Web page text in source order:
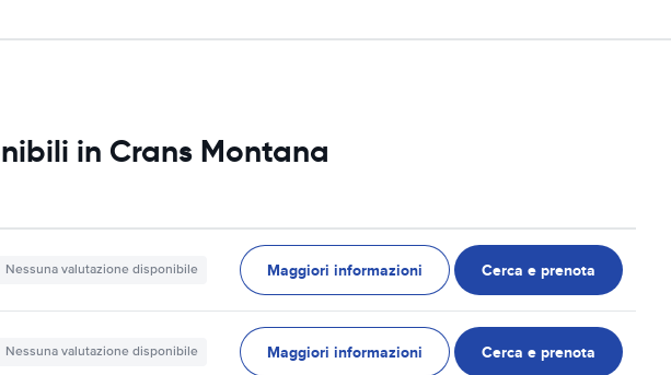
in Crans Montana
Nessuna valutazione disponibile Maggiori informazioni Cerca e prenota
Nessuna valutazione disponibile Maggiori informazioni Cerca e prenota